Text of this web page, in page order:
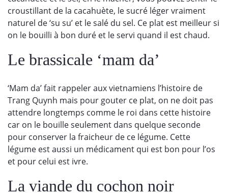
croustillant de la cacahuète, le sucré léger vraiment
naturel de ‘su su’ et le salé du sel. Ce plat est meilleur si
on le bouilli à bon duré et le servi quand il est chaud.
Le brassicale ‘mam da’
‘Mam da’ fait rappeler aux vietnamiens l’histoire de
Trang Quynh mais pour gouter ce plat, on ne doit pas
attendre longtemps comme le roi dans cette histoire
car on le bouille seulement dans quelque seconde
pour conserver la fraicheur de ce légume. Cette
légume est aussi un médicament qui est bon pour l’os
et pour celui est ivre.
La viande du cochon noir